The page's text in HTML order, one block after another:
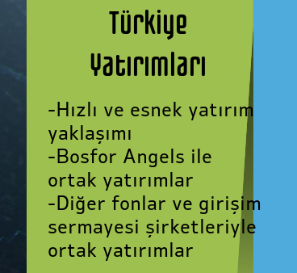
Türkiye
Yatırımları
-Hızlı ve esnek yatırım
yaklaşımı
-Bosfor Angels ile
ortak yatırımlar
-Diğer fonlar ve girişim
sermayesi şirketleriyle
ortak yatırımlar